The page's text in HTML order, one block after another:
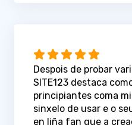
Despois de probar
SITE123 destaca
principiantes coma
sinxelo de usar e o
en liña fan que a